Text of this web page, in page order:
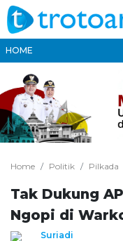
HOME
Home Politik Pilkada
Tak Dukung
Ngopi di
Suriadi